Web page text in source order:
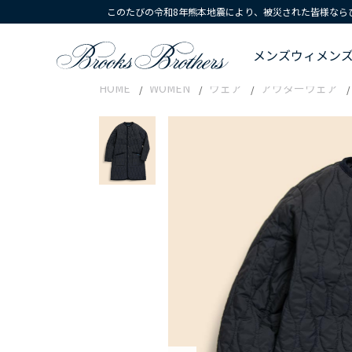
このたびの令和8年熊本地震により、被災された皆様な
メンズウィメン
HOME WOMEN ウェア アウターウェア